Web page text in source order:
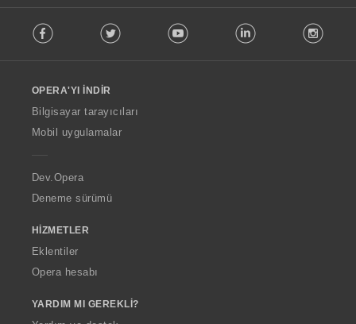
o
w
O
p
a
Facebook Twitter Youtube LinkedIn
OPERA'YI İNDIR
Bilgisayar tarayıcıları
Mobil uygulamalar
Dev.Opera
Deneme sürümü
HIZMETLER
Eklentiler
Opera hesabı
YARDIM MI GEREKLI?